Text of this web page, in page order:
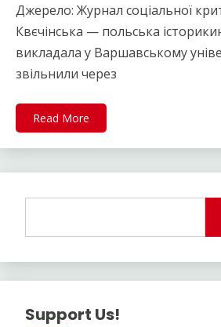
Джерело: Журнал соціальної
Квєчінська — польська
викладала у Варшавському
звільнили через
Read More
Support Us!